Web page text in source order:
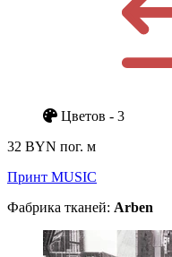
Цветов - 3
32 BYN пог. м
Принт MUSIC
Фабрика тканей: Arben